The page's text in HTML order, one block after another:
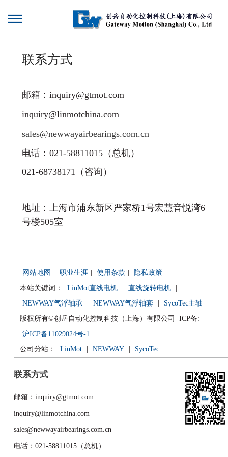
联系方式
邮箱：inquiry@gtmot.com
inquiry@linmotchina.com
sales@newwayairbearings.com.cn
电话： 021-58811015（总机）
021-68738171（咨询）
地址：上海市浦东新区严家桥1号宏慧音悦湾6
号楼505室
网站地图 | 职业生涯 | 使用条款 |
隐私政策
本站关键词：
LinMot直线电机 | 直线旋转电机
|
NEWWAY气浮轴承
| NEWWAY气浮轴套 |
SycoTec主轴
版权所有©创岳自动化控制科技（上海）有限公司 ICP备:
沪ICP备11029024号-1
公司分站：
LinMot | NEWWAY | SycoTec
联系方式
邮箱：inquiry@gtmot.com
inquiry@linmotchina.com
sales@newwayairbearings.com.cn
电话：021-58811015（总机）